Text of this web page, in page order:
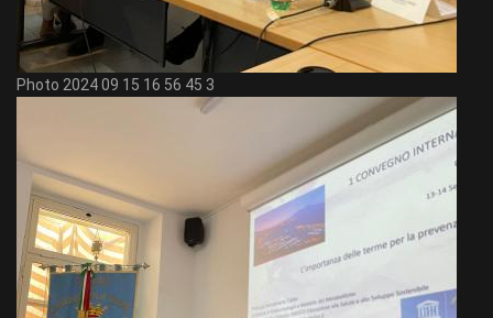
Photo 2024 09 15 16 56 45 3